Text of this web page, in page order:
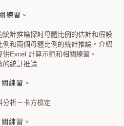
習。
統計推論探討母體比例的估計和假設
和兩個母體比例的統計推論。介紹
Excel 計算示範和相關練習。
的統計推論
練習。
分析－卡方檢定
練習。